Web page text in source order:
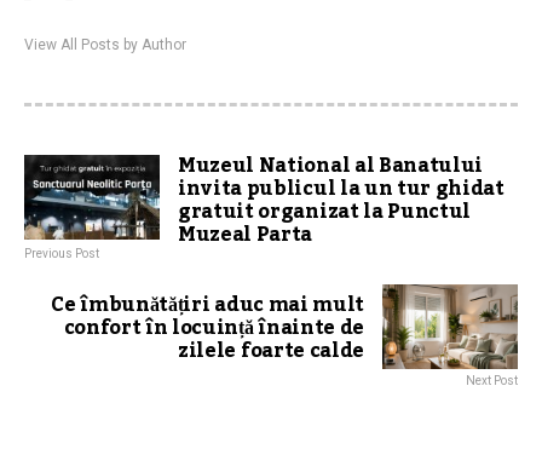
View All Posts by Author
Muzeul National al Banatului
invita publicul la un tur ghidat
gratuit organizat la Punctul
Muzeal Parta
Previous Post
Ce îmbunătățiri aduc mai mult
confort în locuință înainte de
zilele foarte calde
Next Post